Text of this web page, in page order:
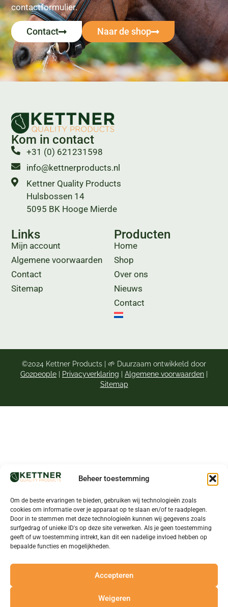
Beheer toestemming
Om de beste ervaringen te bieden, gebruiken wij technologieën zoals
cookies om informatie over je apparaat op te slaan en/of te raadplegen.
Door in te stemmen met deze technologieën kunnen wij gegevens zoals
surfgedrag of unieke ID's op deze site verwerken. Als je geen toestemming
geeft of uw toestemming intrekt, kan dit een nadelige invloed hebben op
bepaalde functies en mogelijkheden.
Accepteren
Weigeren
contactformulier.
Contact Naar de shop
Producten
Home
Shop
Over ons
Nieuws
Contact
Links
Mijn account
Algemene voorwaarden
Contact
Sitemap
Kom in contact
+31 (0) 621231598
info@kettnerproducts.nl
Kettner Quality Products
Hulsbossen 14
5095 BK Hooge Mierde
©2024 Kettner Products | 🌱 Duurzaam ontwikkeld door
Go2people | Privacyverklaring | Algemene voorwaarden |
Sitemap